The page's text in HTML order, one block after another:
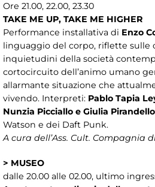
Ore 21.00, 22.00, 23.30
TAKE ME UP, TAKE ME HIGHER
Performance installativa di Enzo
linguaggio del corpo, riflette sulle
inquietudini della società
cortocircuito dell’animo umano
allarmante situazione che
vivendo. Interpreti: Pablo Tapia
Nunzia Picciallo e Giulia Pirandello
Watson e dei Daft Punk.
A cura dell’Ass. Cult. Compagnia
> MUSEO
dalle 20.00 alle 02.00, ultimo